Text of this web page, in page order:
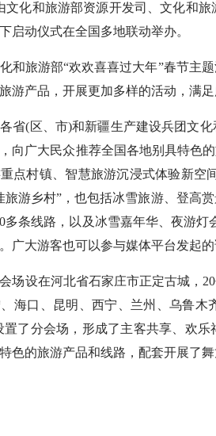
化和旅游部资源开发司、文化和旅
启动仪式在全国多地联动举办。
旅游部“欢欢喜喜过大年”春节主题
游产品，开展更加多样的活动，满
(区、市)和新疆生产建设兵团文化
向广大民众推荐全国各地别具特色
点村镇、智慧旅游沉浸式体验新
旅游乡村”，也包括冰雪旅游、登高
多条线路，以及冰雪嘉年华、夜游
广大游客也可以参与媒体平台发起
设在河北省石家庄市正定古城，20
海口、昆明、西宁、兰州、乌鲁
置了分会场，形成了主客共享、欢
色的旅游产品和线路，配套开展了